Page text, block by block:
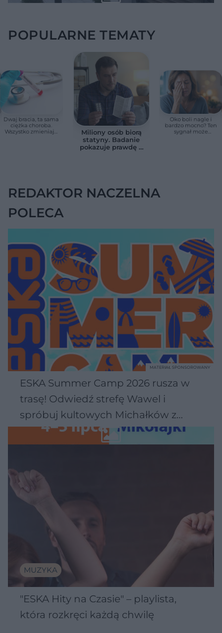
POPULARNE TEMATY
Dwaj bracia, ta sama
ciężka choroba.
Wszystko zmieniają
Miliony osób biorą
statyny. Badanie
pokazuje prawdę o
Oko boli nagle i
bardzo mocno? Ten
sygnał może
REDAKTOR NACZELNA
POLECA
ESKA Summer Camp 2026 rusza w
trasę! Odwiedź strefę Wawel i
spróbuj kultowych Michałków z
Wawelu
MATERIAŁ SPONSOROWANY
MUZYKA
"ESKA Hity na Czasie" – playlista,
która rozkręci każdą chwilę